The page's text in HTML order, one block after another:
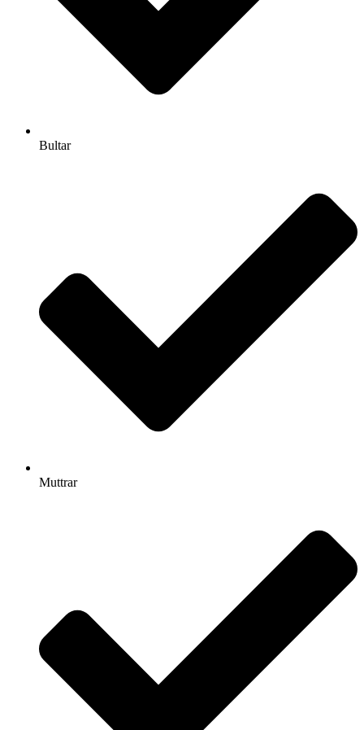
Bultar
Muttrar